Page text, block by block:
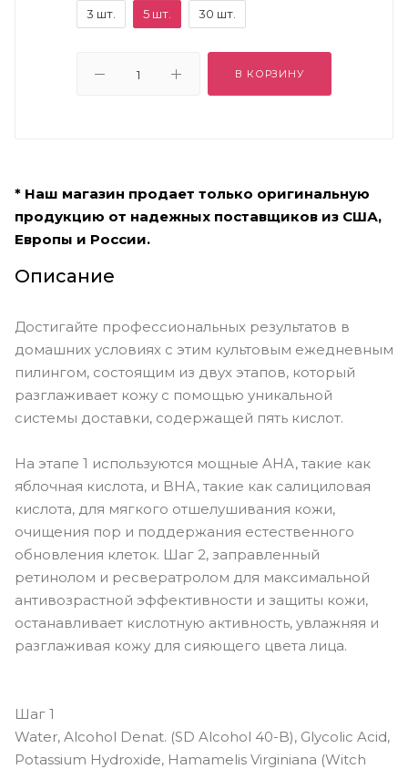
3 шт.
5 шт. 30 шт.
В КОРЗИНУ
* Наш магазин продает только оригинальную
продукцию от надежных поставщиков из США,
Европы и России.
Описание
Достигайте профессиональных результатов в
домашних условиях с этим культовым ежедневным
пилингом, состоящим из двух этапов, который
разглаживает кожу с помощью уникальной
системы доставки, содержащей пять кислот.
На этапе 1 используются мощные AHA, такие как
яблочная кислота, и BHA, такие как салициловая
кислота, для мягкого отшелушивания кожи,
очищения пор и поддержания естественного
обновления клеток. Шаг 2, заправленный
ретинолом и ресвератролом для максимальной
антивозрастной эффективности и защиты кожи,
останавливает кислотную активность, увлажняя и
разглаживая кожу для сияющего цвета лица.
Шаг 1
Water, Alcohol Denat. (SD Alcohol 40-B), Glycolic Acid,
Potassium Hydroxide, Hamamelis Virginiana (Witch